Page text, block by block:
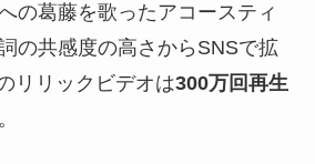
の葛藤を歌ったアコースティ
の共感度の高さからSNSで拡
リリックビデオは300万回再生